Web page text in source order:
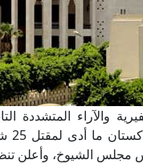
والآراء المتشددة
الشيوخ، وأعلن